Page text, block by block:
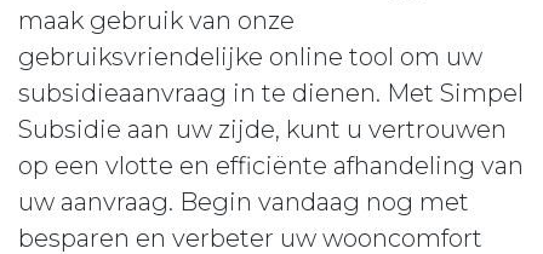
maak gebruik van onze
gebruiksvriendelijke online tool om uw
subsidieaanvraag in te dienen. Met Simpel
Subsidie aan uw zijde, kunt u vertrouwen
op een vlotte en efficiënte afhandeling van
uw aanvraag. Begin vandaag nog met
besparen en verbeter uw wooncomfort